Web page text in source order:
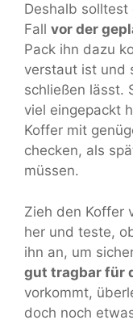
Deshalb
Fall vor der
Pack ihn dazu
verstaut ist und
schließen lässt.
viel eingepackt
Koffer mit
checken, als
müssen.
Zieh den Koffer
her und teste,
ihn an, um
gut tragbar für
vorkommt,
doch noch